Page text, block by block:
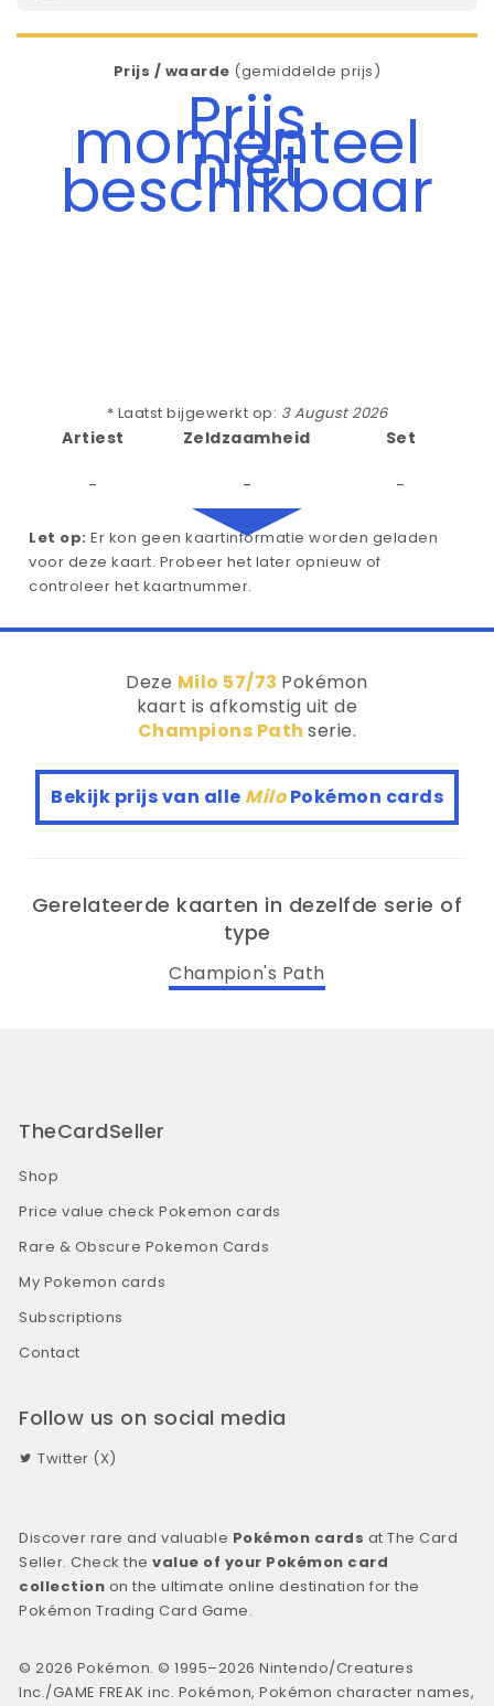
Prijs / waarde (gemiddelde prijs)
Prijs
momenteel
niet
beschikbaar
* Laatst bijgewerkt op: 3 August 2026
Artiest
-
Zeldzaamheid
-
Set
-
Let op: Er kon geen kaartinformatie worden geladen
voor deze kaart. Probeer het later opnieuw of
controleer het kaartnummer.
Deze Milo 57/73 Pokémon
kaart is afkomstig uit de
Champions Pathserie.
Bekijk prijs van alle MiloPokémon cards
Gerelateerde kaarten in dezelfde serie of
type
Champion's Path
TheCardSeller
Shop
Price value check Pokemon cards
Rare & Obscure Pokemon Cards
My Pokemon cards
Subscriptions
Contact
Follow us on social media
Twitter (X)
Discover rare and valuable Pokémon cards at The Card
Seller. Check thevalue of your Pokémon card
collection on the ultimate online destination for the
Pokémon Trading Card Game.
© 2026 Pokémon. © 1995–2026 Nintendo/Creatures
Inc./GAME FREAK inc. Pokémon, Pokémon character names,